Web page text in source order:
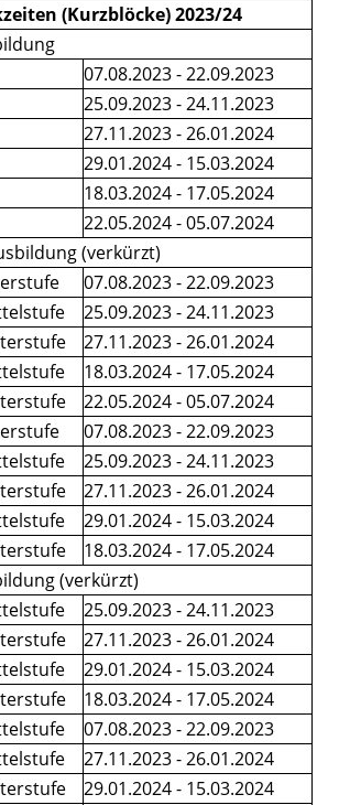
(Kurzblöcke) 2023/24
07.08.2023 - 22.09.2023
25.09.2023 - 24.11.2023
27.11.2023 - 26.01.2024
29.01.2024 - 15.03.2024
18.03.2024 - 17.05.2024
22.05.2024 - 05.07.2024
(verkürzt)
07.08.2023 - 22.09.2023
25.09.2023 - 24.11.2023
27.11.2023 - 26.01.2024
18.03.2024 - 17.05.2024
22.05.2024 - 05.07.2024
07.08.2023 - 22.09.2023
25.09.2023 - 24.11.2023
27.11.2023 - 26.01.2024
29.01.2024 - 15.03.2024
18.03.2024 - 17.05.2024
(verkürzt)
25.09.2023 - 24.11.2023
27.11.2023 - 26.01.2024
29.01.2024 - 15.03.2024
18.03.2024 - 17.05.2024
07.08.2023 - 22.09.2023
27.11.2023 - 26.01.2024
29.01.2024 - 15.03.2024